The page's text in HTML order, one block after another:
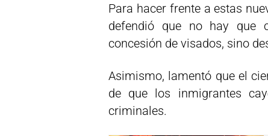
Para hacer frente a estas
defendió que no hay que
concesión de visados, sino
Asimismo, lamentó que el
de que los inmigrantes
criminales.